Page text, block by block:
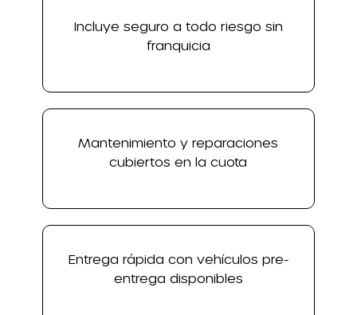
Incluye seguro a todo riesgo sin
franquicia
Mantenimiento y reparaciones
cubiertos en la cuota
Entrega rápida con vehículos pre-
entrega disponibles